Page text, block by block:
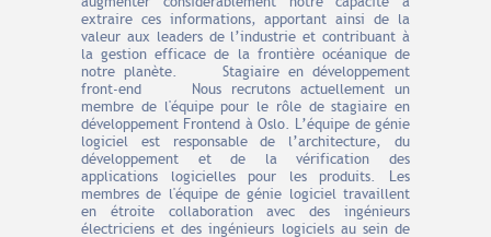
extraire ces informations, apportant ainsi de la
valeur aux leaders de l’industrie et contribuant à
la gestion efficace de la frontière océanique de
notre planète. Stagiaire en développement
front-end Nous recrutons actuellement un
membre de l'équipe pour le rôle de stagiaire en
développement Frontend à Oslo. L’équipe de génie
logiciel est responsable de l’architecture, du
développement et de la vérification des
applications logicielles pour les produits. Les
membres de l'équipe de génie logiciel travaillent
en étroite collaboration avec des ingénieurs
électriciens et des ingénieurs logiciels au sein de